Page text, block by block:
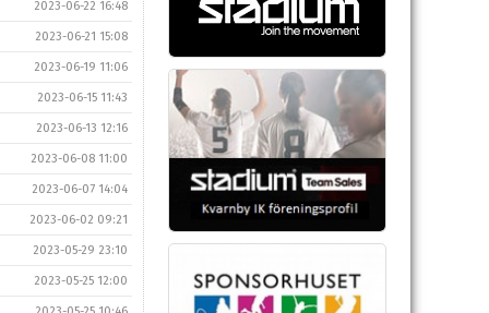
2023-06-22 16:48
2023-06-21 15:08
2023-06-19 11:06
2023-06-15 11:43
2023-06-13 12:16
2023-06-08 11:00
2023-06-07 14:04
2023-06-02 09:21
2023-05-29 23:10
2023-05-25 12:00